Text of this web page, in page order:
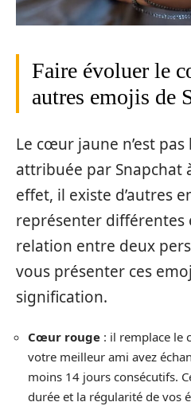
Faire évoluer le
autres emojis de
Le cœur jaune n’est
attribuée par Snapchat
effet, il existe d’autres
représenter différentes
relation entre deux
vous présenter ces
signification.
Cœur rouge : il remplace le
votre meilleur ami avez
moins 14 jours consécutifs.
durée et la régularité de vos